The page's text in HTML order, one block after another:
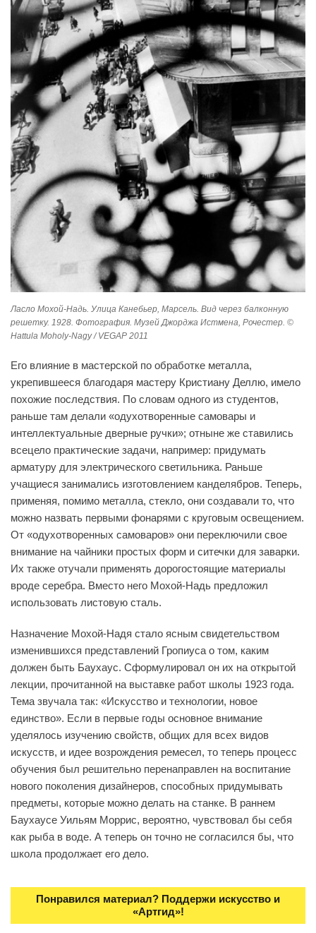
Ласло Мохой-Надь. Улица Канебьер, Марсель. Вид через балконную
решетку. 1928. Фотография. Музей Джорджа Истмена, Рочестер. ©
Hattula Moholy-Nagy / VEGAP 2011
Его влияние в мастерской по обработке металла,
укрепившееся благодаря мастеру Кристиану Деллю, имело
похожие последствия. По словам одного из студентов,
раньше там делали «одухотворенные самовары и
интеллектуальные дверные ручки»; отныне же ставились
всецело практические задачи, например: придумать
арматуру для электрического светильника. Раньше
учащиеся занимались изготовлением канделябров. Теперь,
применяя, помимо металла, стекло, они создавали то, что
можно назвать первыми фонарями с круговым освещением.
От «одухотворенных самоваров» они переключили свое
внимание на чайники простых форм и ситечки для заварки.
Их также отучали применять дорогостоящие материалы
вроде серебра. Вместо него Мохой-Надь предложил
использовать листовую сталь.
Назначение Мохой-Надя стало ясным свидетельством
изменившихся представлений Гропиуса о том, каким
должен быть Баухаус. Сформулировал он их на открытой
лекции, прочитанной на выставке работ школы 1923 года.
Тема звучала так: «Искусство и технологии, новое
единство». Если в первые годы основное внимание
уделялось изучению свойств, общих для всех видов
искусств, и идее возрождения ремесел, то теперь процесс
обучения был решительно перенаправлен на воспитание
нового поколения дизайнеров, способных придумывать
предметы, которые можно делать на станке. В раннем
Баухаусе Уильям Моррис, вероятно, чувствовал бы себя
как рыба в воде. А теперь он точно не согласился бы, что
школа продолжает его дело.
Понравился материал? Поддержи искусство и
«Артгид»!